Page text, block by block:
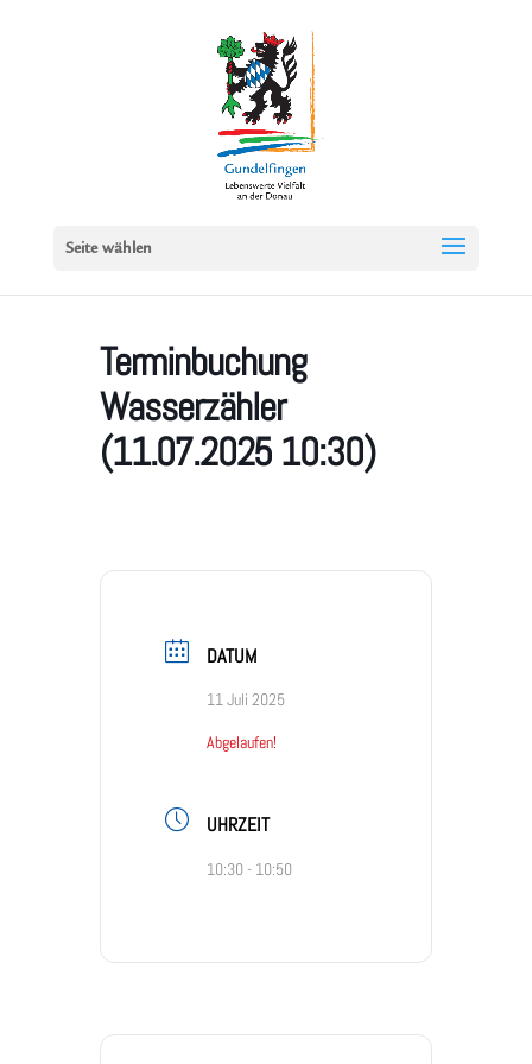
Seite wählen
Terminbuchung
Wasserzähler
(11.07.2025 10:30)
DATUM
11 Juli 2025
Abgelaufen!
UHRZEIT
10:30 - 10:50